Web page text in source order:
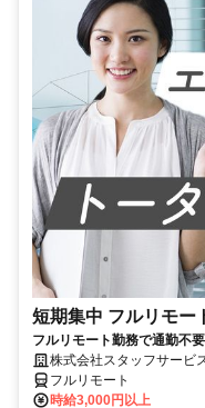
短期集中 フルリモー
フルリモート勤務で通勤不
経験を積むチャンス！
株式会社スタッフサー
フルリモート
時給3,000円以上